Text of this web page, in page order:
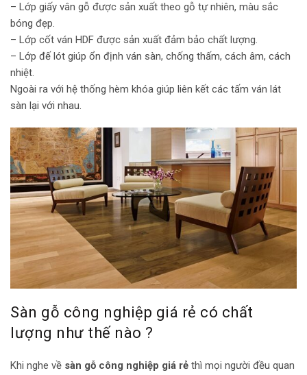
– Lớp giấy vân gỗ được sản xuất theo gỗ tự nhiên, màu sắc
bóng đẹp.
– Lớp cốt ván HDF được sản xuất đảm bảo chất lượng.
– Lớp đế lót giúp ổn định ván sàn, chống thấm, cách âm, cách
nhiệt.
Ngoài ra với hệ thống hèm khóa giúp liên kết các tấm ván lát
sàn lại với nhau.
Sàn gỗ công nghiệp giá rẻ có chất
lượng như thế nào ?
Khi nghe về sàn gỗ công nghiệp giá rẻ thì mọi người đều quan